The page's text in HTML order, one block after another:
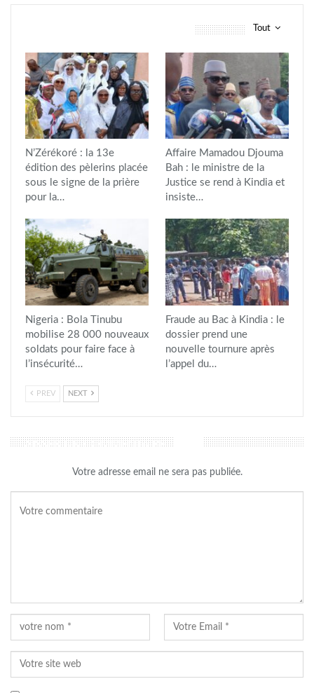
Tout
N’Zérékoré : la 13e
édition des pèlerins placée
sous le signe de la prière
pour la…
Affaire Mamadou Djouma
Bah : le ministre de la
Justice se rend à Kindia et
insiste…
Nigeria : Bola Tinubu
mobilise 28 000 nouveaux
soldats pour faire face à
l’insécurité…
Fraude au Bac à Kindia : le
dossier prend une
nouvelle tournure après
l’appel du…
PREV NEXT
LAISSER UN COMMENTAIRE
Votre adresse email ne sera pas publiée.